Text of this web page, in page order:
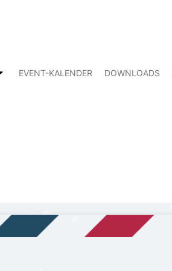
EVENT-KALENDER DOWNLOADS